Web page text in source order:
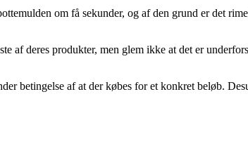
om få sekunder, og af den grund er det
deres produkter, men glem ikke at det er
betingelse af at der købes for et konkret beløb.